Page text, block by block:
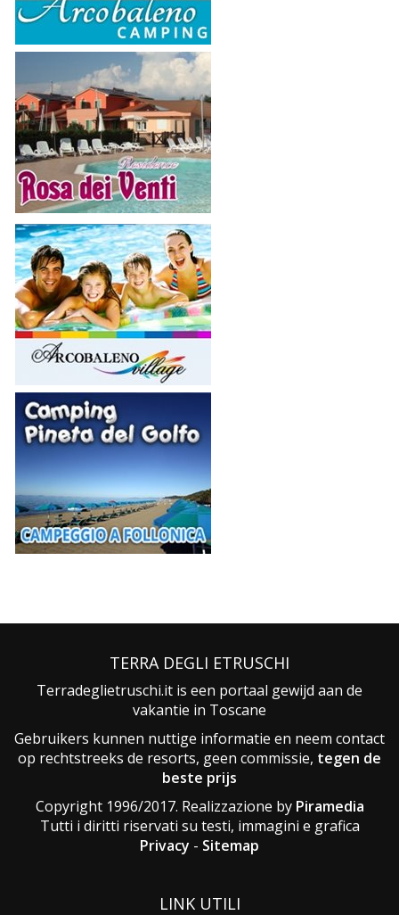
TERRA DEGLI ETRUSCHI
Terradeglietruschi.it is een portaal gewijd aan de
vakantie in Toscane
Gebruikers kunnen nuttige informatie en neem contact
op rechtstreeks de resorts, geen commissie, tegen de
beste prijs
Copyright 1996/2017. Realizzazione by Piramedia
Tutti i diritti riservati su testi, immagini e grafica
Privacy - Sitemap
LINK UTILI